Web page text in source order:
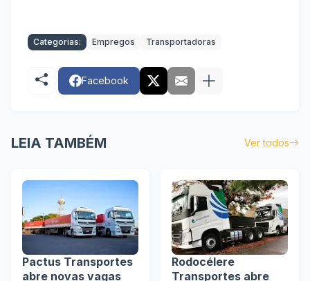
Categorias: Empregos Transportadoras
Facebook
LEIA TAMBÉM Ver todos
Pactus Transportes
abre novas vagas
Rodocélere
Transportes abre